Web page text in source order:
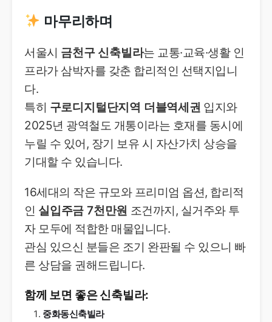
마무리하며
서울시 금천구 신축빌라는 교통·교육·생활 인
프라가 삼박자를 갖춘 합리적인 선택지입니
다.
특히 구로디지털단지역 더블역세권 입지와
2025년 광역철도 개통이라는 호재를 동시에
누릴 수 있어, 장기 보유 시 자산가치 상승을
기대할 수 있습니다.
16세대의 작은 규모와 프리미엄 옵션, 합리적
인 실입주금 7천만원 조건까지, 실거주와 투
자 모두에 적합한 매물입니다.
관심 있으신 분들은 조기 완판될 수 있으니 빠
른 상담을 권해드립니다.
함께 보면 좋은 신축빌라:
중화동신축빌라